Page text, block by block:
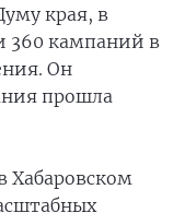
края, в
360 кампаний в
Он
прошла
Хабаровском